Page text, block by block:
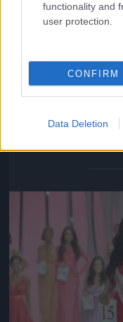
functionality and
user protection.
CONFIRM
Data Deletion
első két hely nem